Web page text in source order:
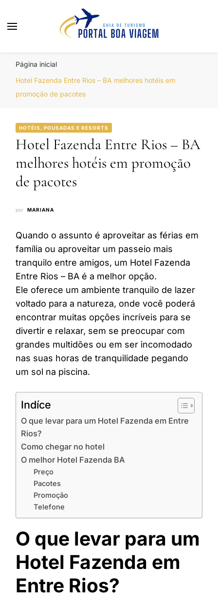
Página inicial
Hotel Fazenda Entre Rios – BA melhores hotéis em
promoção de pacotes
HOTÉIS, POUSADAS E RESORTS
Hotel Fazenda Entre Rios – BA
melhores hotéis em promoção
de pacotes
por MARIANA
Quando o assunto é aproveitar as férias em
família ou aproveitar um passeio mais
tranquilo entre amigos, um Hotel Fazenda
Entre Rios – BA é a melhor opção.
Ele oferece um ambiente tranquilo de lazer
voltado para a natureza, onde você poderá
encontrar muitas opções incríveis para se
divertir e relaxar, sem se preocupar com
grandes multidões ou em ser incomodado
nas suas horas de tranquilidade pegando
um sol na piscina.
Indíce
O que levar para um Hotel Fazenda em Entre
Rios?
Como chegar no hotel
O melhor Hotel Fazenda BA
Preço
Pacotes
Promoção
Telefone
O que levar para um
Hotel Fazenda em
Entre Rios?